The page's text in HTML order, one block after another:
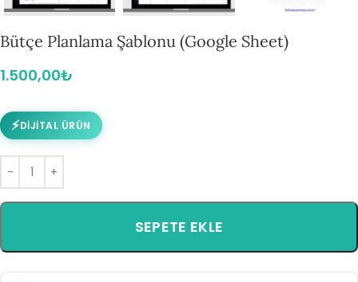
Bütçe Planlama Şablonu (Google Sheet)
1.500,00₺
⚡DIJITAL ÜRÜN
SEPETE EKLE